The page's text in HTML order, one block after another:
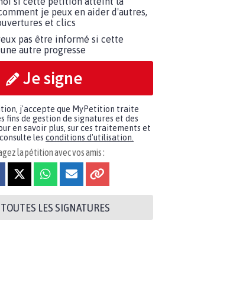
je peux en aider d'autres,
et clics
pas être informé si cette
autre progresse
Je signe
j'accepte que MyPetition traite
fins de gestion de signatures et des
en savoir plus, sur ces traitements et
les conditions d'utilisation.
la pétition avec vos amis :
LES SIGNATURES